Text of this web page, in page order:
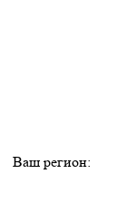
Ваш регион: